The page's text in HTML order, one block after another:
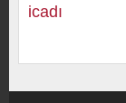
icadı